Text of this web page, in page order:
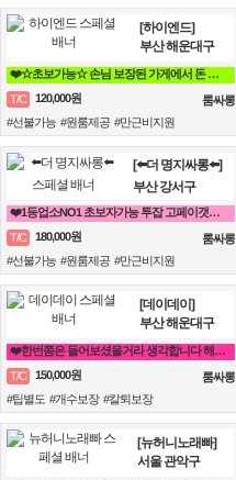
[하이엔드]
부산 해운대구
❤️☆초보가능☆ 손님 보장된 가게에서 돈 버시는데만 집중하세요!!❤️
T/C
120,000원
룸싸롱
#선불가능 #원룸제공 #만근비지원
[⬅️더 명지싸롱⬅️]
부산 강서구
❤️1등업소NO1 초보자가능 투잡 고페이갯수보장❤️
T/C
180,000원
룸싸롱
#선불가능 #원룸제공 #만근비지원
[데이데이]
부산 해운대구
❤️한번쯤은 들어보셨을거라 생각합니다 해운대 하면 퀄리티 입니다❤️
T/C
150,000원
룸싸롱
#팁별도 #개수보장 #칼퇴보장
[뉴허니노래빠]
서울 관악구